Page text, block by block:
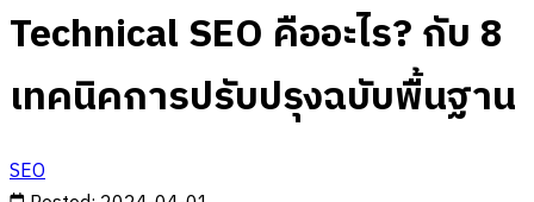
Technical SEO คืออะไร? กับ 8
เทคนิคการปรับปรุงฉบับพื้นฐาน
SEO